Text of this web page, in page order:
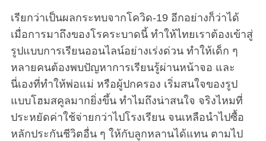
เรียกว่าเป็นผลกระทบจากโควิด-19 อีกอย่างก็ว่าได้
เมื่อการมาถึงของโรคระบาดนี้ ทำให้ไทยเราต้องเข้าสู่
รูปแบบการเรียนออนไลน์อย่างเร่งด่วน ทำให้เด็ก ๆ
หลายคนต้องพบปัญหาการเรียนรู้ผ่านหน้าจอ และ
นี่เองที่ทำให้พ่อแม่ หรือผู้ปกครอง เริ่มสนใจของรูป
แบบโฮมสคูลมากยิ่งขึ้น ทำไมถึงน่าสนใจ จริงไหมที่
ประหยัดค่าใช้จ่ายกว่าไปโรงเรียน จนเหลือนำไปซื้อ
หลักประกันชีวิตอื่น ๆ ให้กับลูกหลานได้แทน ตามไป